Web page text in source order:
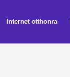
Internet otthonra